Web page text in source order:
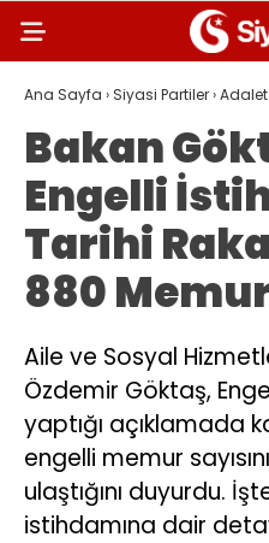
Ana Sayfa › Siyasi Partiler›Adalet
Bakan
Engelli
Tarihi
880
Aile ve Sosyal
Özdemir Göktaş,
yaptığı açıklamada
engelli memur
ulaştığını duyurdu.
istihdamına dair